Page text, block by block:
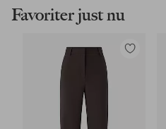
Favoriter just nu
Lägg